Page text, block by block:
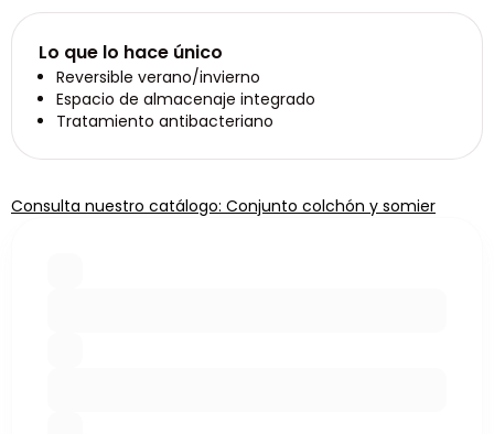
Lo que lo hace único
Reversible verano/invierno
Espacio de almacenaje integrado
Tratamiento antibacteriano
Consulta nuestro catálogo: Conjunto colchón y somier